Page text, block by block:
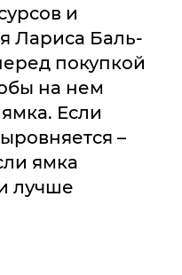
и
Лариса Баль-
покупкой
на нем
Если
–
ямка
лучше